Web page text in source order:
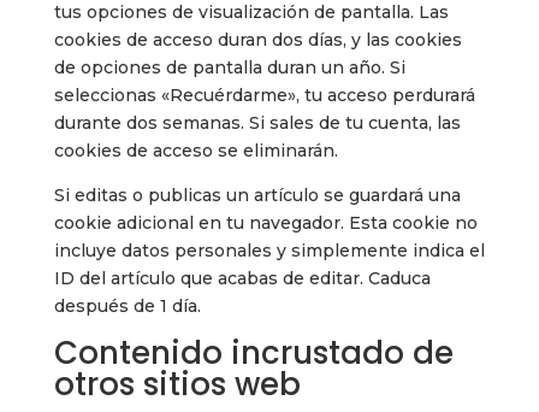
tus opciones de visualización de pantalla. Las
cookies de acceso duran dos días, y las cookies
de opciones de pantalla duran un año. Si
seleccionas «Recuérdarme», tu acceso perdurará
durante dos semanas. Si sales de tu cuenta, las
cookies de acceso se eliminarán.
Si editas o publicas un artículo se guardará una
cookie adicional en tu navegador. Esta cookie no
incluye datos personales y simplemente indica el
ID del artículo que acabas de editar. Caduca
después de 1 día.
Contenido incrustado de
otros sitios web